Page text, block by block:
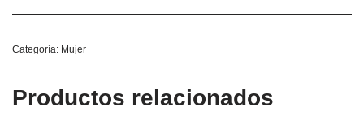
Categoría: Mujer
Productos relacionados